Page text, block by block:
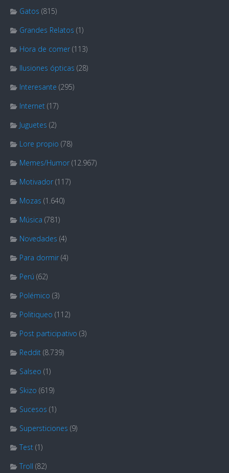
Gatos (815)
Grandes Relatos (1)
Hora de comer (113)
Ilusiones ópticas (28)
Interesante (295)
Internet (17)
Juguetes (2)
Lore propio (78)
Memes/Humor (12.967)
Motivador (117)
Mozas (1.640)
Música (781)
Novedades (4)
Para dormir (4)
Perú (62)
Polémico (3)
Politiqueo (112)
Post participativo (3)
Reddit (8.739)
Salseo (1)
Skizo (619)
Sucesos (1)
Supersticiones (9)
Test (1)
Troll (82)